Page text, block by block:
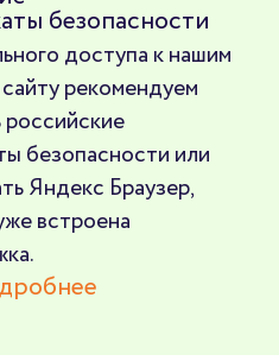
безопасности
доступа к нашим
рекомендуем
российские
безопасности или
Яндекс Браузер,
встроена